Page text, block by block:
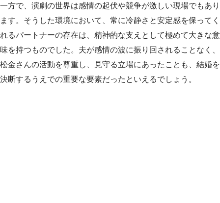
一方で、演劇の世界は感情の起伏や競争が激しい現場でもあり
ます。そうした環境において、常に冷静さと安定感を保ってく
れるパートナーの存在は、精神的な支えとして極めて大きな意
味を持つものでした。夫が感情の波に振り回されることなく、
松金さんの活動を尊重し、見守る立場にあったことも、結婚を
決断するうえでの重要な要素だったといえるでしょう。